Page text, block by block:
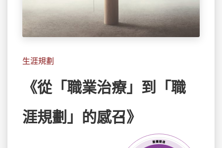
生涯規劃
《從「職業治療」到「職
涯規劃」的感召》